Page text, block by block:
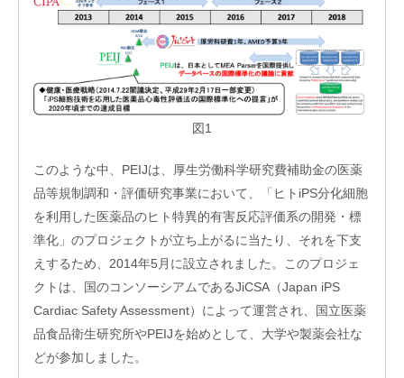
イノ
ベー
ル
アク
ショ
ンプ
ラム
そ
の
他
ハ
ン
ズ
図1
このような中、PEIJは、厚生労働科学研究費補助金の医薬
品等規制調和・評価研究事業において、「ヒトiPS分化細胞
を利用した医薬品のヒト特異的有害反応評価系の開発・標
準化」のプロジェクトが立ち上がるに当たり、それを下支
えするため、2014年5月に設立されました。このプロジェ
クトは、国のコンソーシアムであるJiCSA（Japan iPS
Cardiac Safety Assessment）によって運営され、国立医薬
品食品衛生研究所やPEIJを始めとして、大学や製薬会社な
どが参加しました。